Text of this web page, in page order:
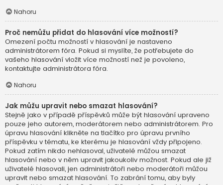
Nahoru
Proč nemůžu přidat do hlasování více možností?
Omezení počtu možností v hlasování je nastaveno
administrátorem fóra. Pokud si myslíte, že potřebujete do
vašeho hlasování vložit více možností než je povoleno,
kontaktujte administrátora fóra.
Nahoru
Jak můžu upravit nebo smazat hlasování?
Stejně jako v případě příspěvků může být hlasování upraveno
pouze jeho autorem, moderátorem nebo administrátorem. Pro
úpravu hlasování klikněte na tlačítko pro úpravu prvního
příspěvku v tématu, ke kterému je hlasování vždy připojeno.
Pokud zatím nikdo nehlasoval, uživatelé můžou smazat
hlasování nebo v něm upravit jakoukoliv možnost. Pokud ale již
uživatelé hlasovali, jen administrátoři nebo moderátoři můžou
upravit nebo smazat hlasování. To zabrání tomu, aby byly